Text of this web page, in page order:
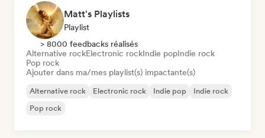
Matt's Playlists
Playlist
> 8000 feedbacks réalisés
Alternative rockElectronic rockIndie popIndie rock
Pop rock
Ajouter dans ma/mes playlist(s) impactante(s)
Alternative rock Electronic rock Indie pop
Indie rock
Pop rock